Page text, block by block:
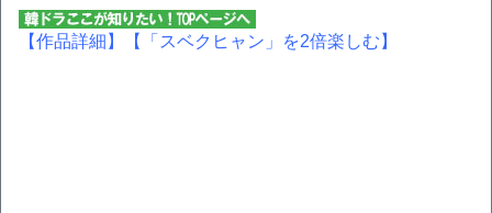
【作品詳細】 【「スベクヒャン」を2倍楽しむ】